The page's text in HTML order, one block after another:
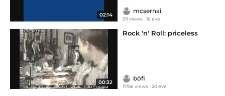
02:14
mcsernai
211 views 16 éve
00:32
Rock 'n' Roll: priceless
böfi
11756 views 20 éve